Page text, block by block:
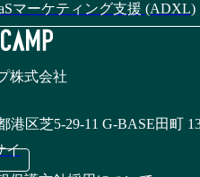
マーケティング支援 (ADXL)
株式会社
港区芝5-29-11 G-BASE田町
イ